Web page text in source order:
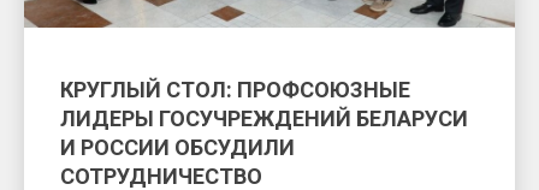
КРУГЛЫЙ СТОЛ: ПРОФСОЮЗНЫЕ
ЛИДЕРЫ ГОСУЧРЕЖДЕНИЙ БЕЛАРУСИ
И РОССИИ ОБСУДИЛИ
СОТРУДНИЧЕСТВО